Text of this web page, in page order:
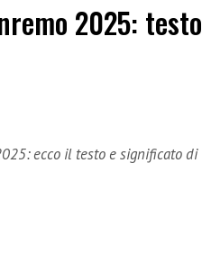
2025: testo
ecco il testo e significato di